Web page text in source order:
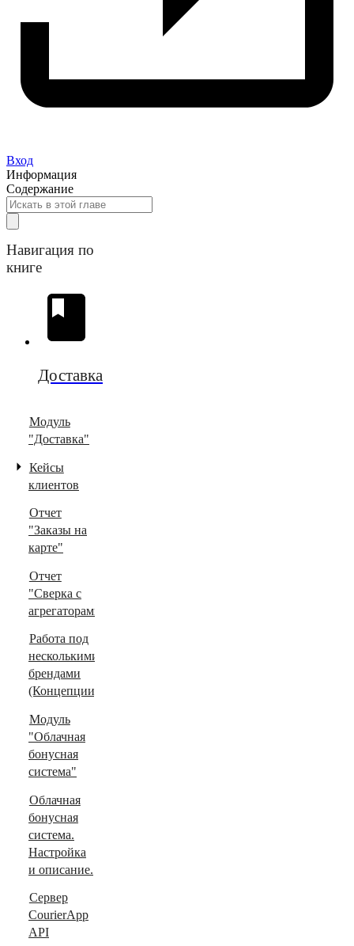
Вход
Информация
Содержание
Навигация по
книге
Доставка
Модуль
"Доставка"
Кейсы
клиентов
Отчет
"Заказы на
карте"
Отчет
"Сверка с
агрегаторами"
Работа под
несколькими
брендами
(Концепции)
Модуль
"Облачная
бонусная
система"
Облачная
бонусная
система.
Настройка
и описание.
Сервер
CourierApp
API